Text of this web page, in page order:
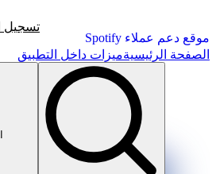
موقع دعم عملاء Spotify
تسجيل
الصفحة الرئيسيةميزات داخل التطبيق